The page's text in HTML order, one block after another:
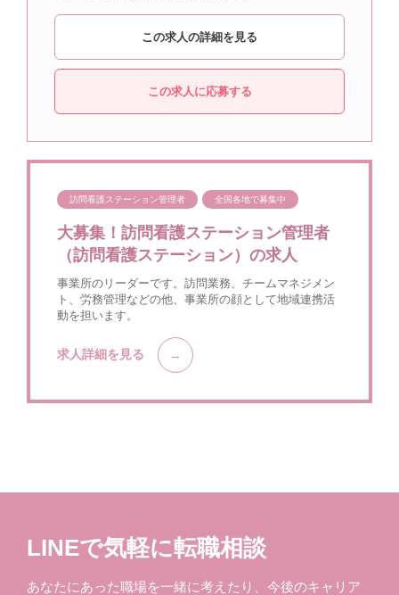
この求人の詳細を見る
この求人に応募する
訪問看護ステーション管理者 全国各地で募集中
大募集！訪問看護ステーション管理者
（訪問看護ステーション）の求人
事業所のリーダーです。訪問業務、チームマネジメン
ト、労務管理などの他、事業所の顔として地域連携活
動を担います。
求人詳細を見る
LINEで気軽に転職相談
あなたにあった職場を一緒に考えたり、今後のキャリア